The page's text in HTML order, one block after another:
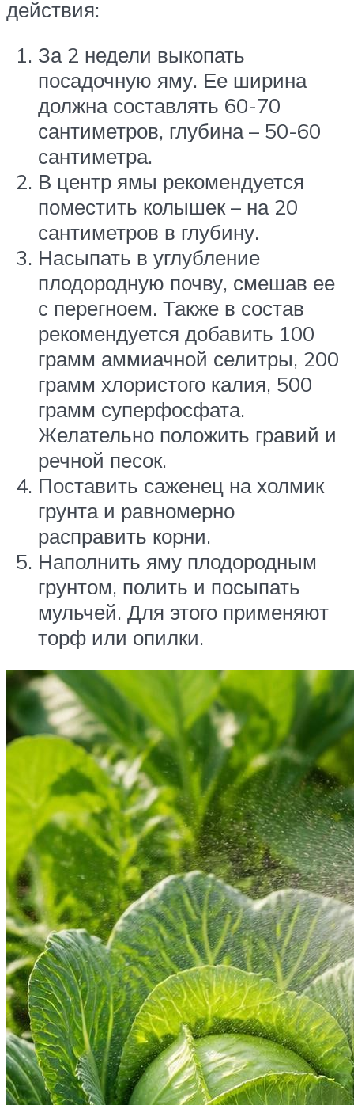
действия:
За 2 недели выкопать
посадочную яму. Ее ширина
должна составлять 60-70
сантиметров, глубина – 50-60
сантиметра.
В центр ямы рекомендуется
поместить колышек – на 20
сантиметров в глубину.
Насыпать в углубление
плодородную почву, смешав ее
с перегноем. Также в состав
рекомендуется добавить 100
грамм аммиачной селитры, 200
грамм хлористого калия, 500
грамм суперфосфата.
Желательно положить гравий и
речной песок.
Поставить саженец на холмик
грунта и равномерно
расправить корни.
Наполнить яму плодородным
грунтом, полить и посыпать
мульчей. Для этого применяют
торф или опилки.